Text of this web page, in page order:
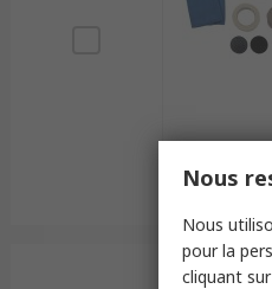
Nous
Nous
pour la
cliquant sur